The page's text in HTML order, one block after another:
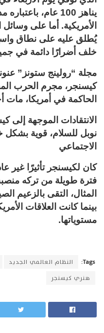
يناهز 100 عام،
الأمريكية. أما على
يُطلق عليه على نطاق
خلف أضرارًا دائمة في
مجلة “رولينج ستونز”
كيسنجر، مجرم الحرب
الحاكمة في أمريكا، مات
الانتقادات الموجهة إلى
نوبل للسلام، قوية
الاجتماعي
كان لكيسنجر تأثيرًا غير
فترة طويلة من تركه
المثال، التقى بالزعيم
بينما كانت العلاقات
مستوياتها.
Tags: النظام العالمي الجديد
هنري كيسنجر